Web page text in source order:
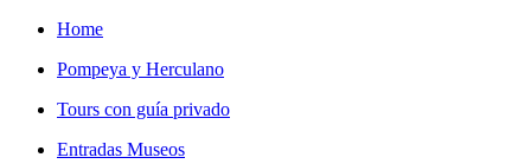
Home
Pompeya y Herculano
Tours con guía privado
Entradas Museos